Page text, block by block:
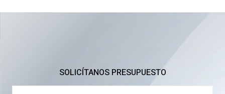
SOLICÍTANOS PRESUPUESTO